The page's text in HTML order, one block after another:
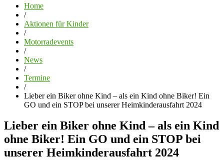
Home
/
Aktionen für Kinder
/
Motorradevents
/
News
/
Termine
/
Lieber ein Biker ohne Kind – als ein Kind ohne Biker! Ein
GO und ein STOP bei unserer Heimkinderausfahrt 2024
Lieber ein Biker ohne Kind – als ein Kind
ohne Biker! Ein GO und ein STOP bei
unserer Heimkinderausfahrt 2024